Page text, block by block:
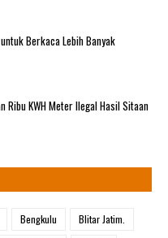
Berkaca Lebih Banyak
Ribu KWH Meter Ilegal Hasil Sitaan
Bengkulu
Blitar Jatim.